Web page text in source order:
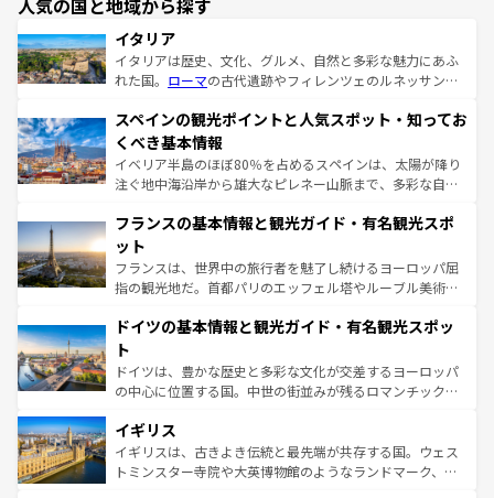
人気の国と地域から探す
イタリア
イタリアは歴史、文化、グルメ、自然と多彩な魅力にあふ
れた国。 ローマの古代遺跡やフィレンツェのルネッサンス
ろん、トスカーナの美しい田園風景やアマルフィ海岸の絶
景など、自然景観も見逃せない。観光の合間には、本場の
ピザやパスタなど、絶品のイタリア料理を堪能することも
できる。朝目覚めてから夜眠るまで、すべての瞬間を楽し
なお、新着のイタリア情報はコンテンツ一覧を参照してほ
しい。
スペインの観光ポイントと人気スポット・知ってお
くべき基本情報
イベリア半島のほぼ80％を占めるスペインは、太陽が降り
注ぐ地中海沿岸から雄大なピレネー山脈まで、多彩な自然
文化が根付くこの国では、情熱的なフラメンコ、熱気あふ
れる闘牛、そして美味しいタパスが生活の一部となってい
る。首都マドリードの洗練された雰囲気や、バルセロナの
アートに溢れた街角から、地方では古代ローマ遺跡や中世
せる。地方によって風土や気候が異なるスペインはその個
ンテンツ一覧 を参照してほしい。
フランスの基本情報と観光ガイド・有名観光スポ
ット
フランスは、世界中の旅行者を魅了し続けるヨーロッパ屈
指の観光地だ。首都パリのエッフェル塔やルーブル美術館
で、幅広い魅力が詰まっている。華麗な宮殿、歴史的な大
聖堂、美しいビーチ、そして豊かな自然が、訪れる者を心
から魅了する。また、フランスは美食の国としても知ら
れ、フランス料理はユネスコ無形文化遺産にも登録されて
香り高いラベンダー畑など、多彩な楽しみ方が可能だ。さ
らに、パリ以外の地域にも魅力が溢れており、どの街角に
も豊かな歴史と文化が息づいている。パリ以外の個性あふ
ドイツの基本情報と観光ガイド・有名観光スポッ
ト
ドイツは、豊かな歴史と多彩な文化が交差するヨーロッパ
の中心に位置する国。中世の街並みが残るロマンチック街
顔を持つこの国は、どこを歩いても飽きることがない。ベ
ルリンの文化的活気、バイエルン州のアルプスの絶景、そ
してライン川沿いのワイン畑といった風景は必見。ビール
イギリス
イギリスは、古きよき伝統と最先端が共存する国。ウェス
トミンスター寺院や大英博物館のようなランドマーク、歴